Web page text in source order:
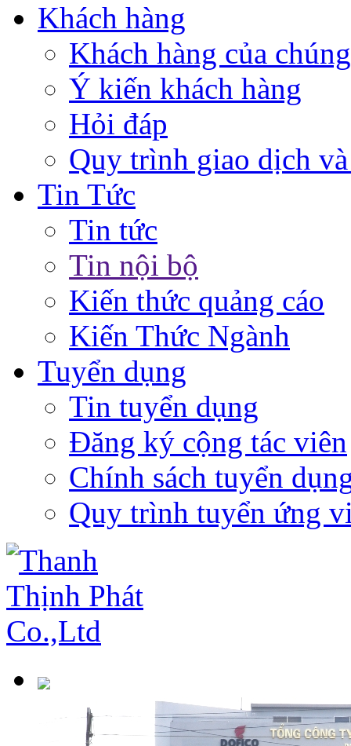
Khách hàng
Khách hàng của
Ý kiến khách hàng
Hỏi đáp
Quy trình giao dịch
Tin Tức
Tin tức
Tin nội bộ
Kiến thức quảng cáo
Kiến Thức Ngành
Tuyển dụng
Tin tuyển dụng
Đăng ký cộng tác viên
Chính sách tuyển
Quy trình tuyển ứng